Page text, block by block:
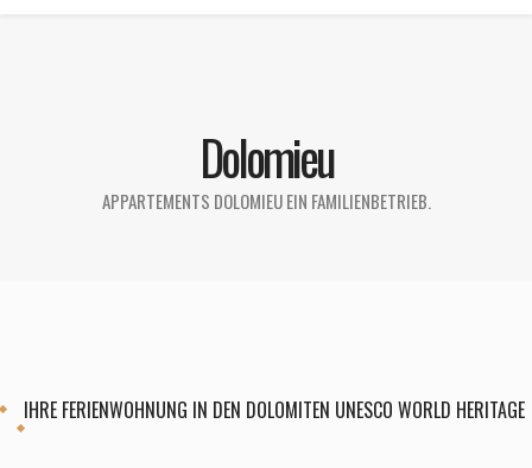
Dolomieu
APPARTEMENTS DOLOMIEU EIN FAMILIENBETRIEB.
IHRE FERIENWOHNUNG IN DEN DOLOMITEN UNESCO WORLD HERITAGE